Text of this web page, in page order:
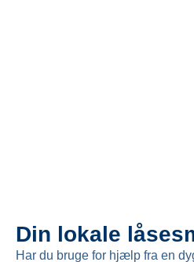
Din lokale
Har du bruge for hjælp fra en